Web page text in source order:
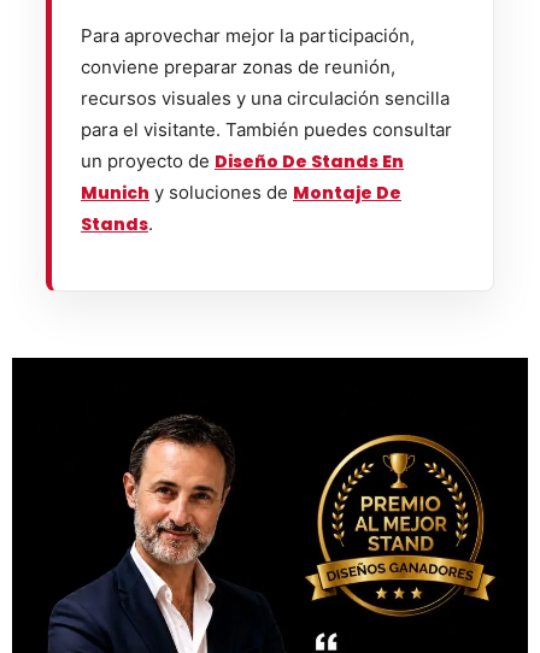
Para aprovechar mejor la participación,
conviene preparar zonas de reunión,
recursos visuales y una circulación sencilla
para el visitante. También puedes consultar
un proyecto de Diseño De Stands En
Munich y soluciones de Montaje De
Stands.